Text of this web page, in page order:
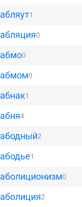
абляут1
абляция0
абмо0
абмом0
абнак1
абня4
абодный2
абодье1
аболиционизм0
аболиция2